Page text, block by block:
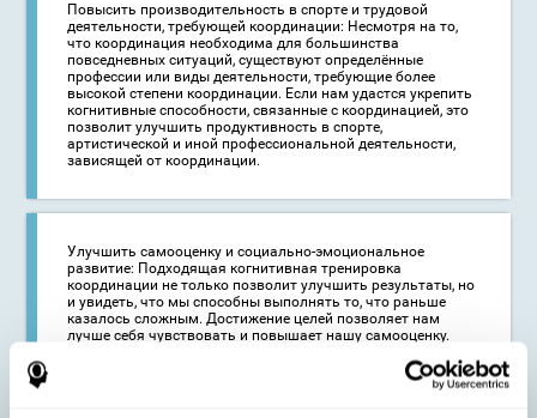
Повысить производительность в спорте и трудовой
деятельности, требующей координации: Несмотря на то,
что координация необходима для большинства
повседневных ситуаций, существуют определённые
профессии или виды деятельности, требующие более
высокой степени координации. Если нам удастся укрепить
когнитивные способности, связанные с координацией, это
позволит улучшить продуктивность в спорте,
артистической и иной профессиональной деятельности,
зависящей от координации.
Улучшить самооценку и социально-эмоциональное
развитие: Подходящая когнитивная тренировка
координации не только позволит улучшить результаты, но
и увидеть, что мы способны выполнять то, что раньше
казалось сложным. Достижение целей позволяет нам
лучше себя чувствовать и повышает нашу самооценку.
социально-эмоциональном развитии, поскольку вера в
собственные силы и способности помогает нам лучше